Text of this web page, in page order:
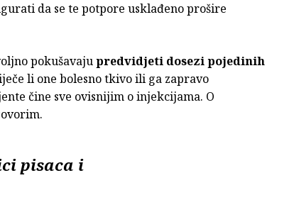
da se te potpore usklađeno prošire
pokušavajupredvidjeti dosezi pojedinih
li one bolesno tkivo ili ga zapravo
čine sve ovisnijim o injekcijama. O
pisaca i